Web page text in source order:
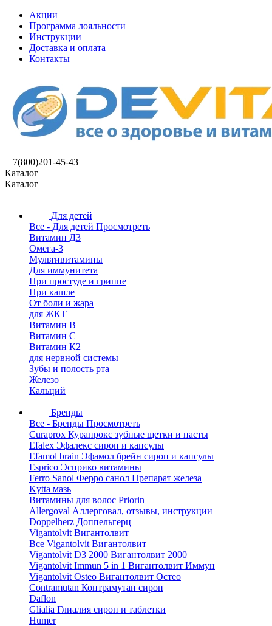
Акции
Программа лояльности
Инструкции
Доставка и оплата
Контакты
+7(800)201-45-43
Каталог
Каталог
Для детей
Все - Для детей Просмотреть
Витамин Д3
Омега-3
Мультивитамины
Для иммунитета
При простуде и гриппе
При кашле
От боли и жара
для ЖКТ
Витамин В
Витамин С
Витамин К2
для нервной системы
Зубы и полость рта
Железо
Кальций
Бренды
Все - Бренды Просмотреть
Curaprox Курапрокс зубные щетки и пасты
Efalex Эфалекс сироп и капсулы
Efamol brain Эфамол брейн сироп и капсулы
Esprico Эсприко витамины
Ferro Sanol Ферро санол Препарат железа
Kytta мазь
Витамины для волос Priorin
Allergoval Аллерговал, отзывы, инструкции
Doppelherz Доппельгерц
Vigantolvit Вигантолвит
Все Vigantolvit Вигантолвит
Vigantolvit D3 2000 Вигантолвит 2000
Vigantolvit Immun 5 in 1 Вигантолвит Иммун
Vigantolvit Osteo Вигантолвит Остео
Contramutan Контрамутан сироп
Daflon
Glialia Глиалия сироп и таблетки
Humer